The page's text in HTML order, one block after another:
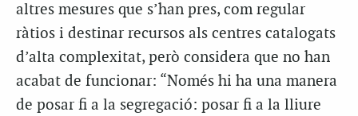
altres mesures que s’han pres, com regular
ràtios i destinar recursos als centres catalogats
d’alta complexitat, però considera que no han
acabat de funcionar: “Només hi ha una manera
de posar fi a la segregació: posar fi a la lliure